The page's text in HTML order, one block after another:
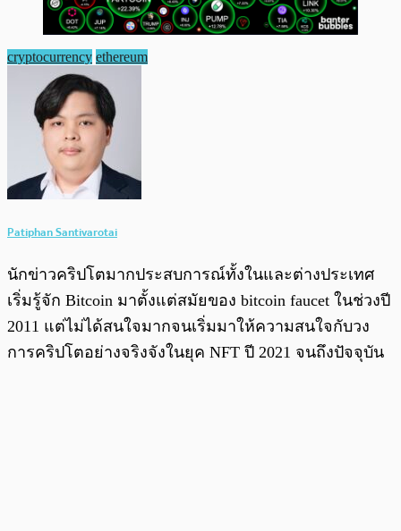
cryptocurrency ethereum
Patiphan Santivarotai
นักข่าวคริปโตมากประสบการณ์ทั้งในและต่างประเทศ
เริ่มรู้จัก Bitcoin มาตั้งแต่สมัยของ bitcoin faucet ในช่วงปี
2011 แต่ไม่ได้สนใจมากจนเริ่มมาให้ความสนใจกับวง
การคริปโตอย่างจริงจังในยุค NFT ปี 2021 จนถึงปัจจุบัน